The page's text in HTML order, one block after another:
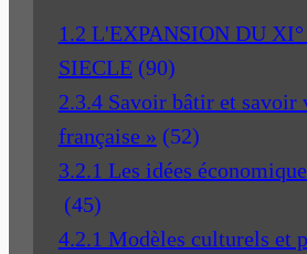
1.2 L'EXPANSION DU
SIECLE (90)
2.3.4 Savoir bâtir et savoir
française » (52)
3.2.1 Les idées
(45)
4.2.1 Modèles culturels et